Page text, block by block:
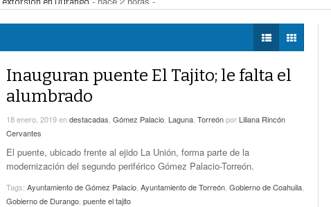
Torreón- hace 5 horas -
Lanzan Convocatoria Del Concurso De Poesía
Enriqueta Ochoa
Laborales. ‘Hacen Ver A Patrones Como
Enemigos’, Considera - hace 7 horas -
TWEETS AND
LA MEJOR 97.1
bloquearon Mieleras- hace 2 horas -
Agua Saludable- hace 2 horas -
Justicia de Durango por presunto cohecho
Inauguran puente El Tajito; le falta el
alumbrado
18 enero, 2019endestacadas Gómez Palacio Laguna Torreónpor Liliana Rincón
Cervantes
El puente, ubicado frente al ejido La Unión, forma parte de la
modernización del segundo periférico Gómez Palacio-Torreón.
Tags: Ayuntamiento de Gómez Palacio Ayuntamiento de Torreón Gobierno de Coahuila
Gobierno de Durango puente el tajito